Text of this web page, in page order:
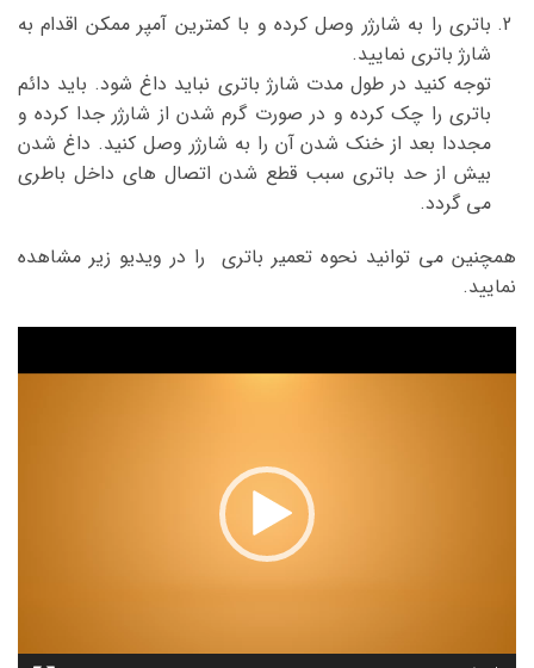
باتری را به شارژر وصل کرده و با کمترین آمپر ممکن اقدام به
شارژ باتری نمایید.
توجه کنید در طول مدت شارژ باتری نباید داغ شود. باید دائم
باتری را چک کرده و در صورت گرم شدن از شارژر جدا کرده و
مجددا بعد از خنک شدن آن را به شارژر وصل کنید. داغ شدن
بیش از حد باتری سبب قطع شدن اتصال های داخل باطری
می گردد.
همچنین می توانید نحوه تعمیر باتری را در ویدیو زیر مشاهده
نمایید.
ویدیو